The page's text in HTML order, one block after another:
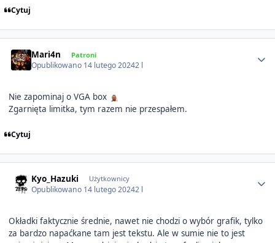
Cytuj
Mari4n Patroni
Opublikowano 14 lutego 20242 l
Nie zapominaj o VGA box
Zgarnięta limitka, tym razem nie przespałem.
Cytuj
Kyo_Hazuki Użytkownicy
Opublikowano 14 lutego 20242 l
Okładki faktycznie średnie, nawet nie chodzi o wybór grafik, tylko
za bardzo napaćkane tam jest tekstu. Ale w sumie nie to jest